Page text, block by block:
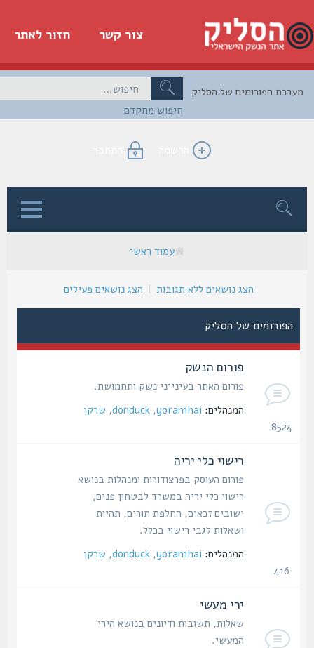
חזור לאתר צור קשר
חיפוש מתקדם
הפורומים של הסליק
הרשמה התחבר
עמוד ראשי
הצג נושאים ללא תגובות | הצג נושאים פעילים
הפורומים של הסליק
פורום הנשק
פורום האתר בעינייני נשק ותחמושת.
המנהלים: yoramhai
,
donduck
,שרקן
8524
רישוי כלי יריה
פורום העוסק בפרצודורות ומנהלות בנושא
רישוי כלי יריה במשרד לבטחון פנים,
ישובים זכאים, החלפת תורים, תהיות
ושאלות לגבי רישוי בכלל.
המנהלים: yoramhai
,
donduck
,שרקן
ירי מעשי
שאלות, תשובות ודיונים בנושא הירי
המעשי.